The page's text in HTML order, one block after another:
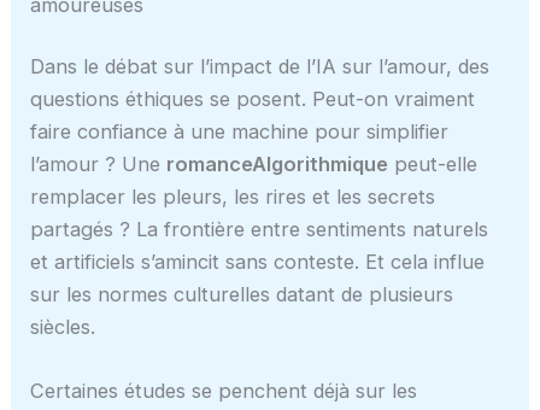
Dans le débat sur l’impact de l’IA sur l’amour, des
questions éthiques se posent. Peut-on vraiment
faire confiance à une machine pour simplifier
l’amour ? Une romanceAlgorithmique peut-elle
remplacer les pleurs, les rires et les secrets
partagés ? La frontière entre sentiments naturels
et artificiels s’amincit sans conteste. Et cela influe
sur les normes culturelles datant de plusieurs
siècles.
Certaines études se penchent déjà sur les